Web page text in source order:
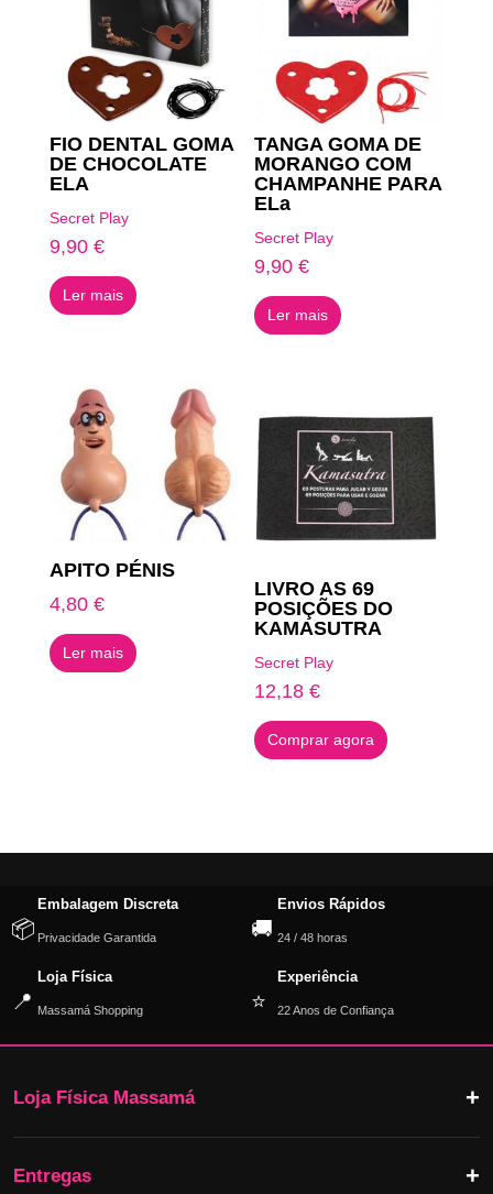
FIO DENTAL GOMA
DE CHOCOLATE
ELA
Secret Play
9,90 €
Ler mais
TANGA GOMA DE
MORANGO COM
CHAMPANHE PARA
ELa
Secret Play
9,90€
Ler mais
APITO PÉNIS
4,80 €
Ler mais
LIVRO AS 69
POSIÇÕES DO
KAMASUTRA
Secret Play
12,18€
Comprar agora
📦
Embalagem Discreta
Privacidade Garantida 🚚
Envios Rápidos
24 / 48 horas
📍
Loja Física
Massamá Shopping ⭐
Experiência
22 Anos de Confiança
Loja Física Massamá
Entregas